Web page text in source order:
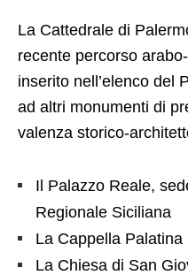
La Cattedrale di
recente percorso
inserito nell’elenco del
ad altri monumenti di
valenza storico-
Il Palazzo Reale,
Regionale Siciliana
La Cappella Palatina
La Chiesa di San